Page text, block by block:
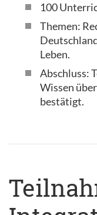
100
Themen:
Leben.
Abschluss:
Wissen
bestätigt.